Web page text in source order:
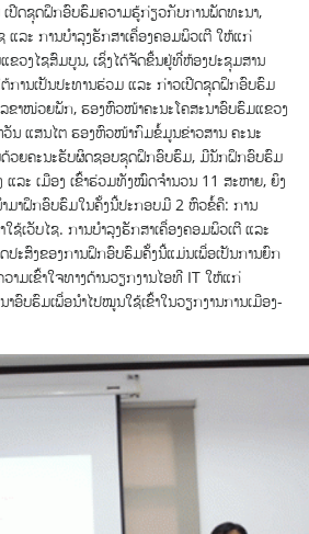
ປີດຊຸດຝຶກອົບຮົມຄວາມຮູ້ກ່ຽວກັບການພັດທະນາ,
ແລະ ການບຳລຸງຮັກສາເຄື່ອງຄອມພິວເຕີ ໃຫ້ແກ່
ຂວງໄຊສົມບູນ, ເຊິ່ງໄດ້ຈັດຂື້ນຢູ່ທີ່ຫ້ອງປະຊຸມສານ
ການເປັນປະທານຮ່ວມ ແລະ ກ່າວເປີດຊຸດຝຶກອົບຮົມ
ລຂາໜ່ວຍພັກ, ຮອງຫົວໜ້າຄະນະໂຄສະນາອົບຮົມແຂວງ
ນ ແສນໄຕ ຮອງຫົວໜ້າກົມຂໍ້ມູນຂ່າວສານ ຄະນະ
ວຍຄະນະຮັບຜິດຊອບຊຸດຝຶກອົບຮົມ, ມີນັກຝຶກອົບຮົມ
ແລະ ເມືອງ ເຂົ້າຮ່ວມທັງໝົດຈຳນວນ 11 ສະຫາຍ, ຍິງ
ຳມາຝຶກອົບຮົມໃນຄັ້ງນີ້ປະກອບມີ 2 ຫົວຂໍ້ຄື: ການ
ຊ້ເວັບໄຊ. ການບຳລຸງຮັກສາເຄື່ອງຄອມພິວເຕີ ແລະ
ປະສົງຂອງການຝຶກອົບຮົມຄັ້ງນີ້ແມ່ນເພື່ອເປັນການຍົກ
າມເຂົ້າໃຈທາງດ້ານວຽກງານໄອທີ IT ໃຫ້ແກ່
າອົບຮົມເພື່ອນຳໄປໝູນໃຊ້ເຂົ້າໃນວຽກງານການເມືອງ-